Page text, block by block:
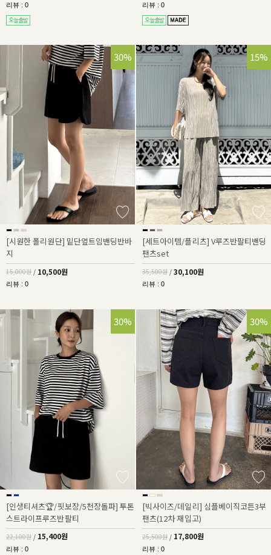
리뷰 : 0 리뷰 : 0
30%
[시원한 폴리원단] 밑단옆트임밴딩반바
지
15,000원 / 10,500원
리뷰 : 0
15%
[세트아이템/플리츠] V루즈반팔티밴딩
팬츠set
35,500원 / 30,100원
리뷰 : 0
30%
[인생티셔츠🏆/핏보장/5천장돌파] 투톤
스트라이프루즈반팔티
22,100원 / 15,400원
리뷰 : 0
30%
[빅사이즈/데일리] 심플베이직코튼3부
팬츠(12차 재입고)
25,500원 / 17,800원
리뷰 : 0